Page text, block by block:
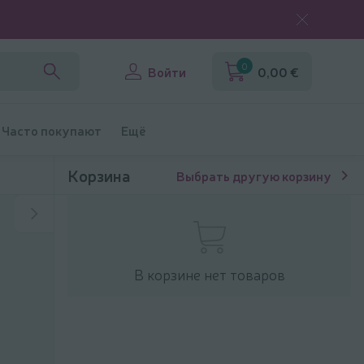
Войти 0 0,00 €
Часто покупают Ещё
Корзина Выбрать другую корзину
В корзине нет товаров